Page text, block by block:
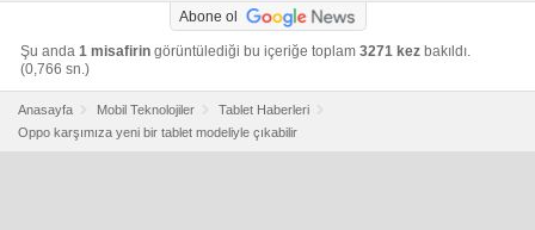
Abone ol
Şu anda 1 misafirin görüntülediği bu içeriğe toplam 3271 kez bakıldı.
(0,766 sn.)
Anasayfa Mobil Teknolojiler
Tablet Haberleri
Oppo karşımıza yeni bir tablet modeliyle çıkabilir